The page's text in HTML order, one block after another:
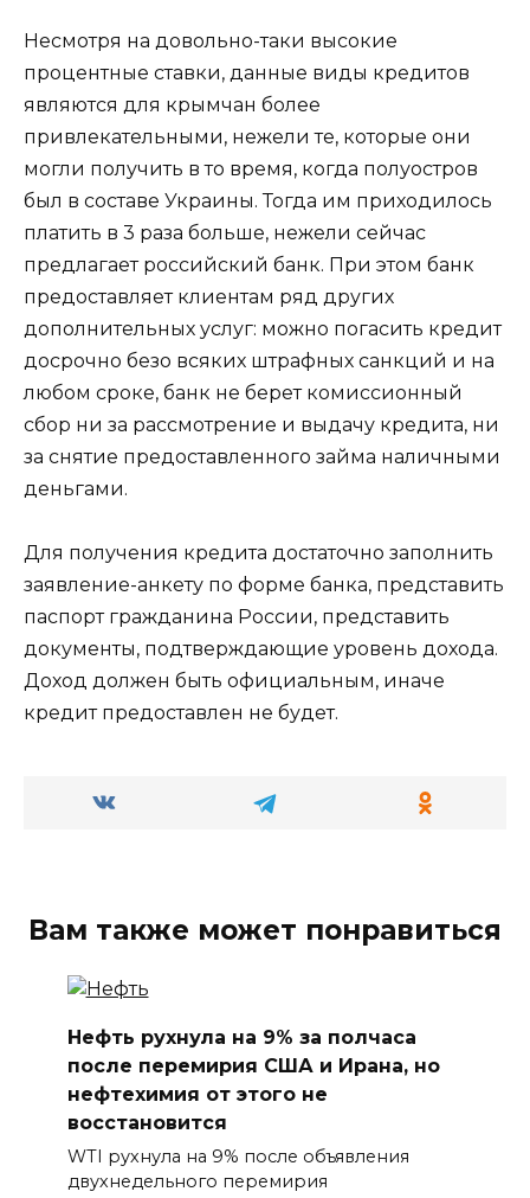
Несмотря на довольно-таки высокие
процентные ставки, данные виды кредитов
являются для крымчан более
привлекательными, нежели те, которые они
могли получить в то время, когда полуостров
был в составе Украины. Тогда им приходилось
платить в 3 раза больше, нежели сейчас
предлагает российский банк. При этом банк
предоставляет клиентам ряд других
дополнительных услуг: можно погасить кредит
досрочно безо всяких штрафных санкций и на
любом сроке, банк не берет комиссионный
сбор ни за рассмотрение и выдачу кредита, ни
за снятие предоставленного займа наличными
деньгами.
Для получения кредита достаточно заполнить
заявление-анкету по форме банка, представить
паспорт гражданина России, представить
документы, подтверждающие уровень дохода.
Доход должен быть официальным, иначе
кредит предоставлен не будет.
Вам также может понравиться
Нефть рухнула на 9% за полчаса
после перемирия США и Ирана, но
нефтехимия от этого не
восстановится
WTI рухнула на 9% после объявления
двухнедельного перемирия